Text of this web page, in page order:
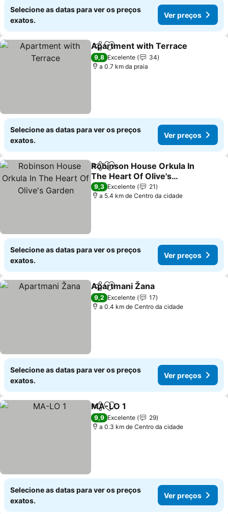
Selecione as datas para ver os preços
exatos.
Ver preços
PartilharAdicionar aos favoritos
Apartment with Terrace
9,8 Excelente
34
a 0.7 km da praia
Selecione as datas para ver os preços
exatos.
Ver preços
PartilharAdicionar aos favoritos
Robinson House Orkula In
The Heart Of Olive's
Garden
Ver preços
9,3 Excelente
21
a 5.4 km de Centro da cidade
Selecione as datas para ver os preços
exatos.
Ver preços
PartilharAdicionar aos favoritos
Apartmani Žana
9,2 Excelente
17
a 0.4 km de Centro da cidade
Selecione as datas para ver os preços
exatos.
Ver preços
PartilharAdicionar aos favoritos
MA-LO 1
9,9 Excelente
29
a 0.3 km de Centro da cidade
Selecione as datas para ver os preços
exatos.
Ver preços